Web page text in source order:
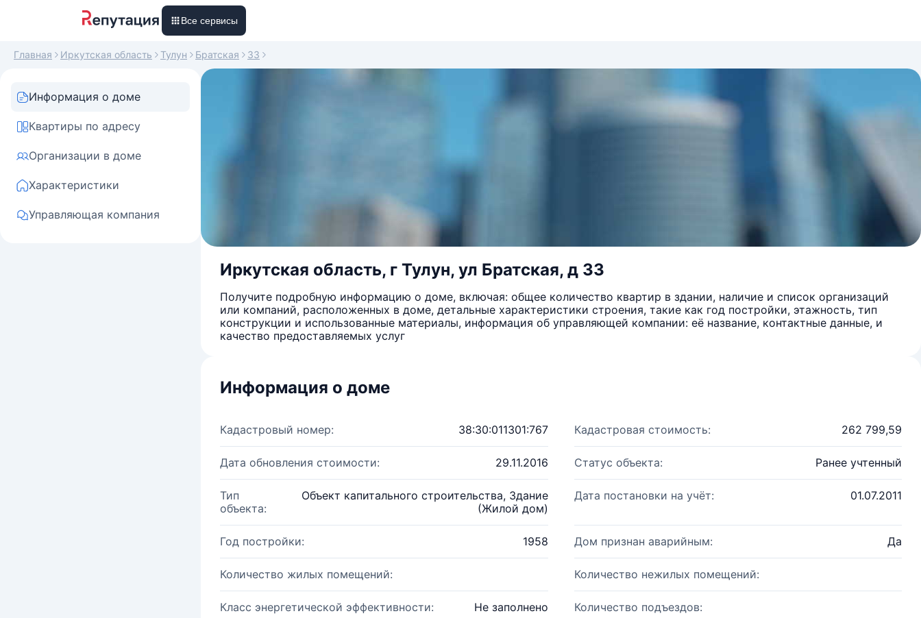
Все сервисы
Главная Иркутская область Тулун Братская 33
Информация о доме
Квартиры по адресу
Организации в доме
Характеристики
Управляющая компания
Иркутская область, г Тулун, ул Братская, д 33
Получите подробную информацию о доме, включая: общее количество квартир в здании, наличие и список организаций
или компаний, расположенных в доме, детальные характеристики строения, такие как год постройки, этажность, тип
конструкции и использованные материалы, информация об управляющей компании: её название, контактные данные, и
качество предоставляемых услуг
Информация о доме
Кадастровый номер: 38:30:011301:767 Кадастровая стоимость: 262 799,59
Дата обновления стоимости: 29.11.2016 Статус объекта: Ранее учтенный
Тип
объекта:
Объект капитального строительства, Здание
(Жилой дом)
Дата постановки на учёт: 01.07.2011
Год постройки: 1958 Дом признан аварийным: Да
Количество жилых помещений: Количество нежилых помещений:
Класс энергетической эффективности: Не заполнено Количество подъездов: